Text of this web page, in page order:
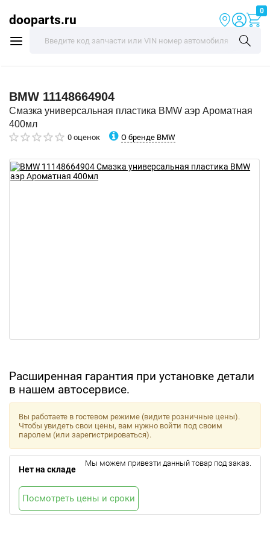
dooparts.ru
0
BMW 11148664904
Смазка универсальная пластика BMW аэр Ароматная
400мл
0 оценок О бренде BMW
Расширенная гарантия при установке детали
в нашем автосервисе.
Вы работаете в гостевом режиме (видите розничные цены).
Чтобы увидеть свои цены, вам нужно войти под своим
паролем (или зарегистрироваться).
Нет на складе
Мы можем привезти данный товар под заказ.
Посмотреть цены и сроки